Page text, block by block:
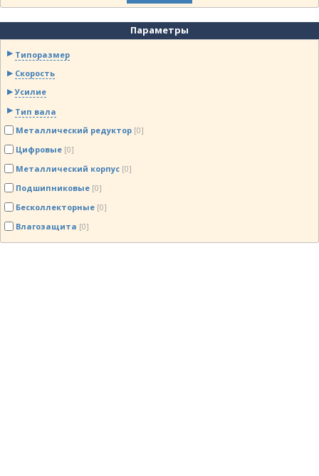
Параметры
Типоразмер
Скорость
Усилие
Тип вала
Металлический редуктор [0]
Цифровые [0]
Металлический корпус [0]
Подшипниковые [0]
Бесколлекторные [0]
Влагозащита [0]